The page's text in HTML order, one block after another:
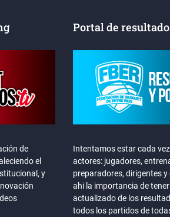
de
el
y
Portal de
Intentamos estar cada
actores: jugadores,
preparadores, dirigentes
ahi la importancia de
actualizado de los
todos los partidos de